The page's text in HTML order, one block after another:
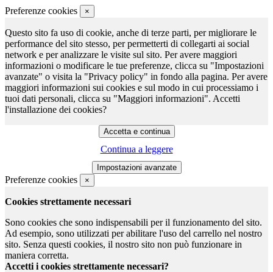
Preferenze cookies ×
Questo sito fa uso di cookie, anche di terze parti, per migliorare le
performance del sito stesso, per permetterti di collegarti ai social
network e per analizzare le visite sul sito. Per avere maggiori
informazioni o modificare le tue preferenze, clicca su "Impostazioni
avanzate" o visita la "Privacy policy" in fondo alla pagina. Per avere
maggiori informazioni sui cookies e sul modo in cui processiamo i
tuoi dati personali, clicca su "Maggiori informazioni". Accetti
l'installazione dei cookies?
Continua a leggere
Preferenze cookies ×
Cookies strettamente necessari
Sono cookies che sono indispensabili per il funzionamento del sito.
Ad esempio, sono utilizzati per abilitare l'uso del carrello nel nostro
sito. Senza questi cookies, il nostro sito non può funzionare in
maniera corretta.
Accetti i cookies strettamente necessari?